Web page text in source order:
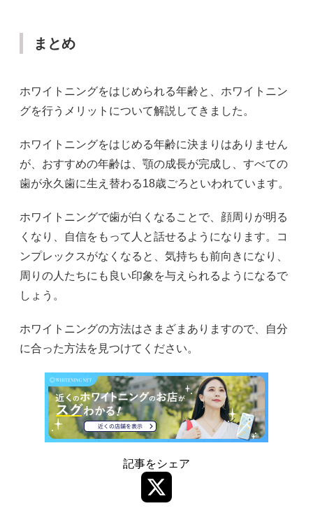
まとめ
ホワイトニングをはじめられる年齢と、ホワイトニン
グを行うメリットについて解説してきました。
ホワイトニングをはじめる年齢に決まりはありません
が、おすすめの年齢は、顎の成長が完成し、すべての
歯が永久歯に生え替わる18歳ごろといわれています。
ホワイトニングで歯が白くなることで、顔周りが明る
くなり、自信をもって人と話せるようになります。コ
ンプレックスがなくなると、気持ちも前向きになり、
周りの人たちにも良い印象を与えられるようになるで
しょう。
ホワイトニングの方法はさまざまありますので、自分
に合った方法を見つけてください。
記事をシェア